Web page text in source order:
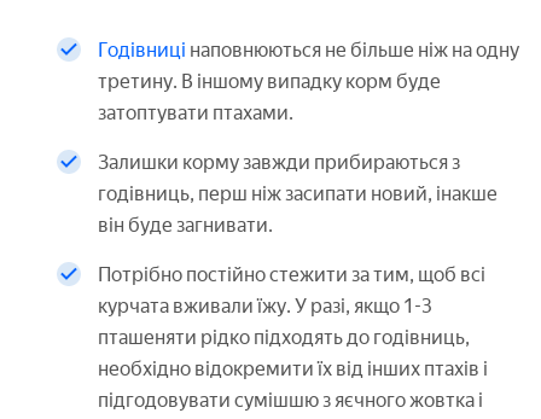
Годівниці наповнюються не більше ніж на одну
третину. В іншому випадку корм буде
затоптувати птахами.
Залишки корму завжди прибираються з
годівниць, перш ніж засипати новий, інакше
він буде загнивати.
Потрібно постійно стежити за тим, щоб всі
курчата вживали їжу. У разі, якщо 1-3
пташеняти рідко підходять до годівниць,
необхідно відокремити їх від інших птахів і
підгодовувати сумішшю з яєчного жовтка і